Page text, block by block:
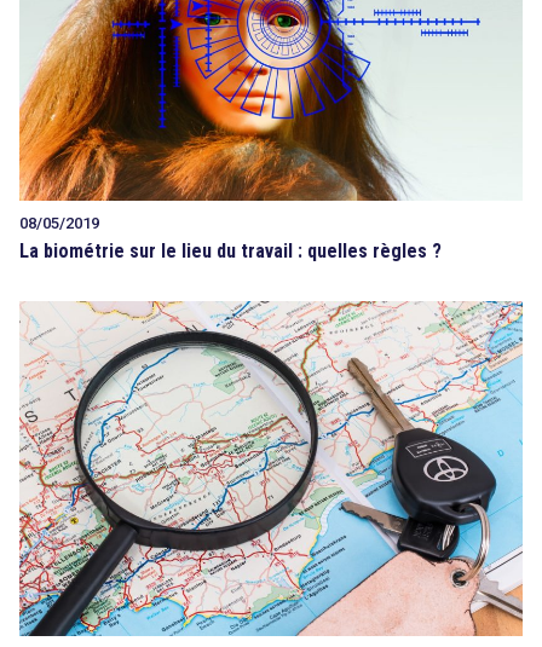
08/05/2019
La biométrie sur le lieu du travail : quelles règles ?